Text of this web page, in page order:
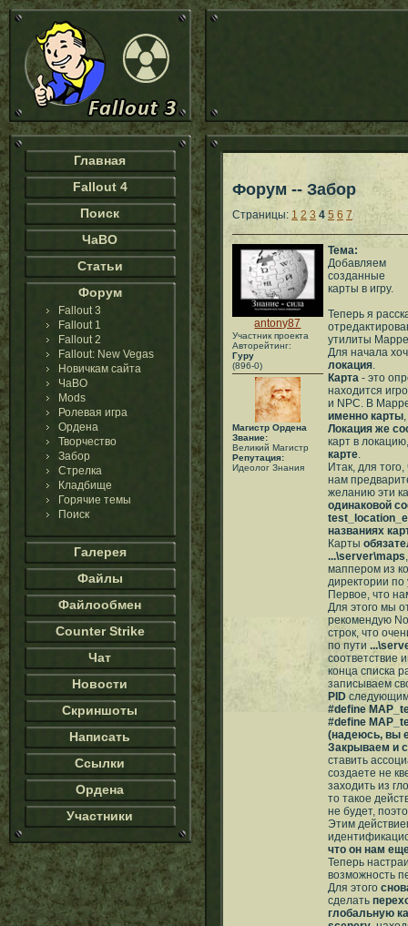
Главная
Fallout 4
Поиск
ЧаВО
Статьи
Форум
Fallout 3
Fallout 1
Fallout 2
Fallout: New Vegas
Новичкам сайта
ЧаВО
Mods
Ролевая игра
Ордена
Творчество
Забор
Стрелка
Кладбище
Горячие темы
Поиск
Галерея
Файлы
Файлообмен
Counter Strike
Чат
Новости
Скриншоты
Написать
Ссылки
Ордена
Участники
Форум -- Забор
Страницы: 1 2 3 4 5 6 7
antony87
Участник проекта
Авторейтинг:
Гуру
(896-0)
Магистр Ордена
Звание:
Великий Магистр
Репутация:
Идеолог Знания
Тема:
Добавляем
созданные
карты в игру.
Теперь я
утилиты
Для начала
локация.
Карта - это
находится
и NPC. В
именно карты
Локация же
карт в
карте.
Итак, для
нам
желанию эти
одинаковой
названиях
Карты
...\server\maps
маппером из
директории
Первое, что
Для этого мы
рекомендую
строк, что
по пути
соответствие
конца списка
записываем
PID
#define
#define
(надеюсь, вы
Закрываем и
ставить
создаете не
заходить из
то такое
не будет,
Этим
что он нам
Теперь
возможность
Для этого
сделать
глобальную